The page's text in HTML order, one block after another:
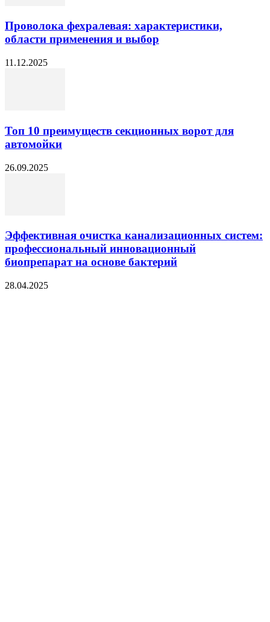
Проволока фехралевая: характеристики,
области применения и выбор
11.12.2025
Топ 10 преимуществ секционных ворот для
автомойки
26.09.2025
Эффективная очистка канализационных систем:
профессиональный инновационный
биопрепарат на основе бактерий
28.04.2025